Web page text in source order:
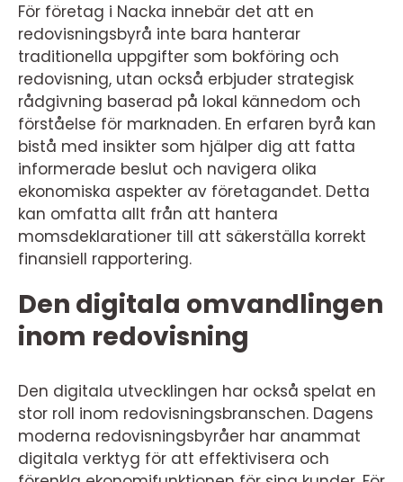
För företag i Nacka innebär det att en
redovisningsbyrå inte bara hanterar
traditionella uppgifter som bokföring och
redovisning, utan också erbjuder strategisk
rådgivning baserad på lokal kännedom och
förståelse för marknaden. En erfaren byrå kan
bistå med insikter som hjälper dig att fatta
informerade beslut och navigera olika
ekonomiska aspekter av företagandet. Detta
kan omfatta allt från att hantera
momsdeklarationer till att säkerställa korrekt
finansiell rapportering.
Den digitala omvandlingen
inom redovisning
Den digitala utvecklingen har också spelat en
stor roll inom redovisningsbranschen. Dagens
moderna redovisningsbyråer har anammat
digitala verktyg för att effektivisera och